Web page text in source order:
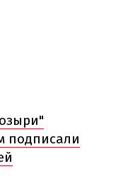
подписали